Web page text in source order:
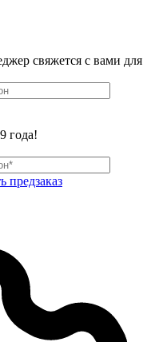
свяжется с вами для
года!
предзаказ